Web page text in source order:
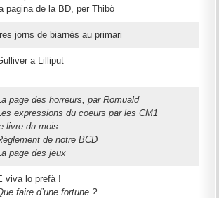
pagina de la BD, per Thibò
jorns de biarnés au primari
a Lilliput
page des horreurs, par Romuald
expressions du coeurs par les CM1
livre du mois
de notre BCD
page des jeux
viva lo prefà !
faire d’une fortune ?...